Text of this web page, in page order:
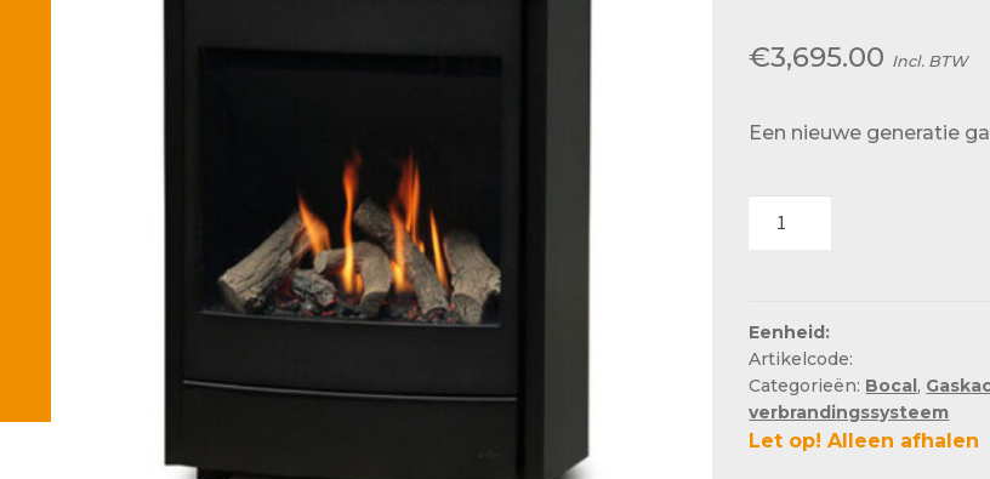
€3,695.00 Incl. BTW
Een nieuwe generatie
Eenheid:
Artikelcode:
Categorieën: Bocal,
verbrandingssysteem
Let op! Alleen afhalen